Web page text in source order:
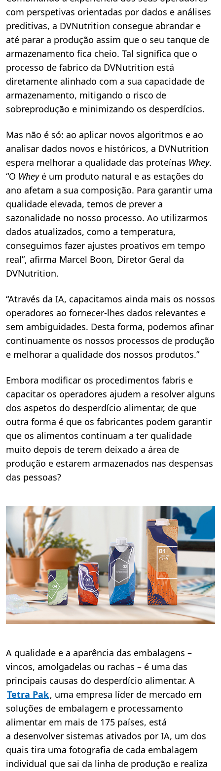
com perspetivas orientadas por dados e análises
preditivas, a DVNutrition consegue abrandar e
até parar a produção assim que o seu tanque de
armazenamento fica cheio. Tal significa que o
processo de fabrico da DVNutrition está
diretamente alinhado com a sua capacidade de
armazenamento, mitigando o risco de
sobreprodução e minimizando os desperdícios.
Mas não é só: ao aplicar novos algoritmos e ao
analisar dados novos e históricos, a DVNutrition
espera melhorar a qualidade das proteínas Whey.
“O Wheyé um produto natural e as estações do
ano afetam a sua composição. Para garantir uma
qualidade elevada, temos de prever a
sazonalidade no nosso processo. Ao utilizarmos
dados atualizados, como a temperatura,
conseguimos fazer ajustes proativos em tempo
real”, afirma Marcel Boon, Diretor Geral da
DVNutrition.
“Através da IA, capacitamos ainda mais os nossos
operadores ao fornecer-lhes dados relevantes e
sem ambiguidades. Desta forma, podemos afinar
continuamente os nossos processos de produção
e melhorar a qualidade dos nossos produtos.”
Embora modificar os procedimentos fabris e
capacitar os operadores ajudem a resolver alguns
dos aspetos do desperdício alimentar, de que
outra forma é que os fabricantes podem garantir
que os alimentos continuam a ter qualidade
muito depois de terem deixado a área de
produção e estarem armazenados nas despensas
das pessoas?
A qualidade e a aparência das embalagens –
vincos, amolgadelas ou rachas – é uma das
principais causas do desperdício alimentar. A
Tetra Pak, uma empresa líder de mercado em
soluções de embalagem e processamento
alimentar em mais de 175 países, está
a desenvolver sistemas ativados por IA, um dos
quais tira uma fotografia de cada embalagem
individual que sai da linha de produção e realiza